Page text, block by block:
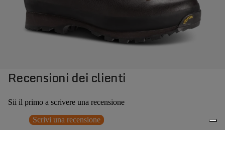
Recensioni dei clienti
Sii il primo a scrivere una recensione
Scrivi una recensione